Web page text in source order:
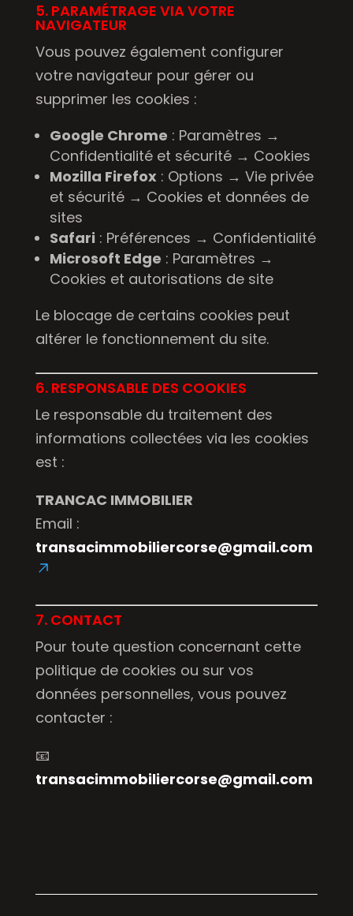
5. PARAMÉTRAGE VIA VOTRE
NAVIGATEUR
Vous pouvez également configurer
votre navigateur pour gérer ou
supprimer les cookies :
Google Chrome : Paramètres →
Confidentialité et sécurité → Cookies
Mozilla Firefox: Options → Vie privée
et sécurité → Cookies et données de
sites
Safari : Préférences → Confidentialité
Microsoft Edge : Paramètres →
Cookies et autorisations de site
Le blocage de certains cookies peut
altérer le fonctionnement du site.
6. RESPONSABLE DES COOKIES
Le responsable du traitement des
informations collectées via les cookies
est :
TRANCAC IMMOBILIER
Email :
transacimmobiliercorse@gmail.com
7. CONTACT
Pour toute question concernant cette
politique de cookies ou sur vos
données personnelles, vous pouvez
contacter :
📧
transacimmobiliercorse@gmail.com